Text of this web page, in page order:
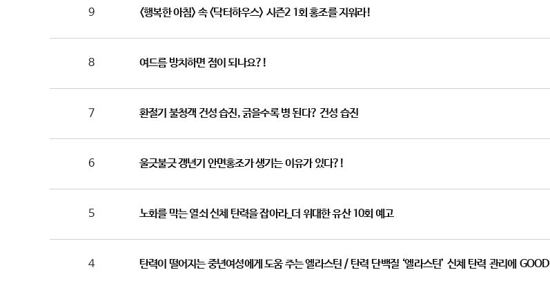
9 <행복한 아침> 속 <닥터하우스> 시즌2 1회 홍조를 지워라!
8 여드름 방치하면 점이 되나요?!
7 환절기 불청객 건성 습진, 긁을수록 병 된다? 건성 습진
6 울긋불긋 갱년기 안면홍조가 생기는 이유가 있다?!
5 노화를 막는 열쇠 신체 탄력을 잡아라_더 위대한 유산 10회 예고
4 탄력이 떨어지는 중년여성에게 도움 주는 엘라스틴 / 탄력 단백질 ‘엘라스틴’ 신체 탄력 관리에 GOOD